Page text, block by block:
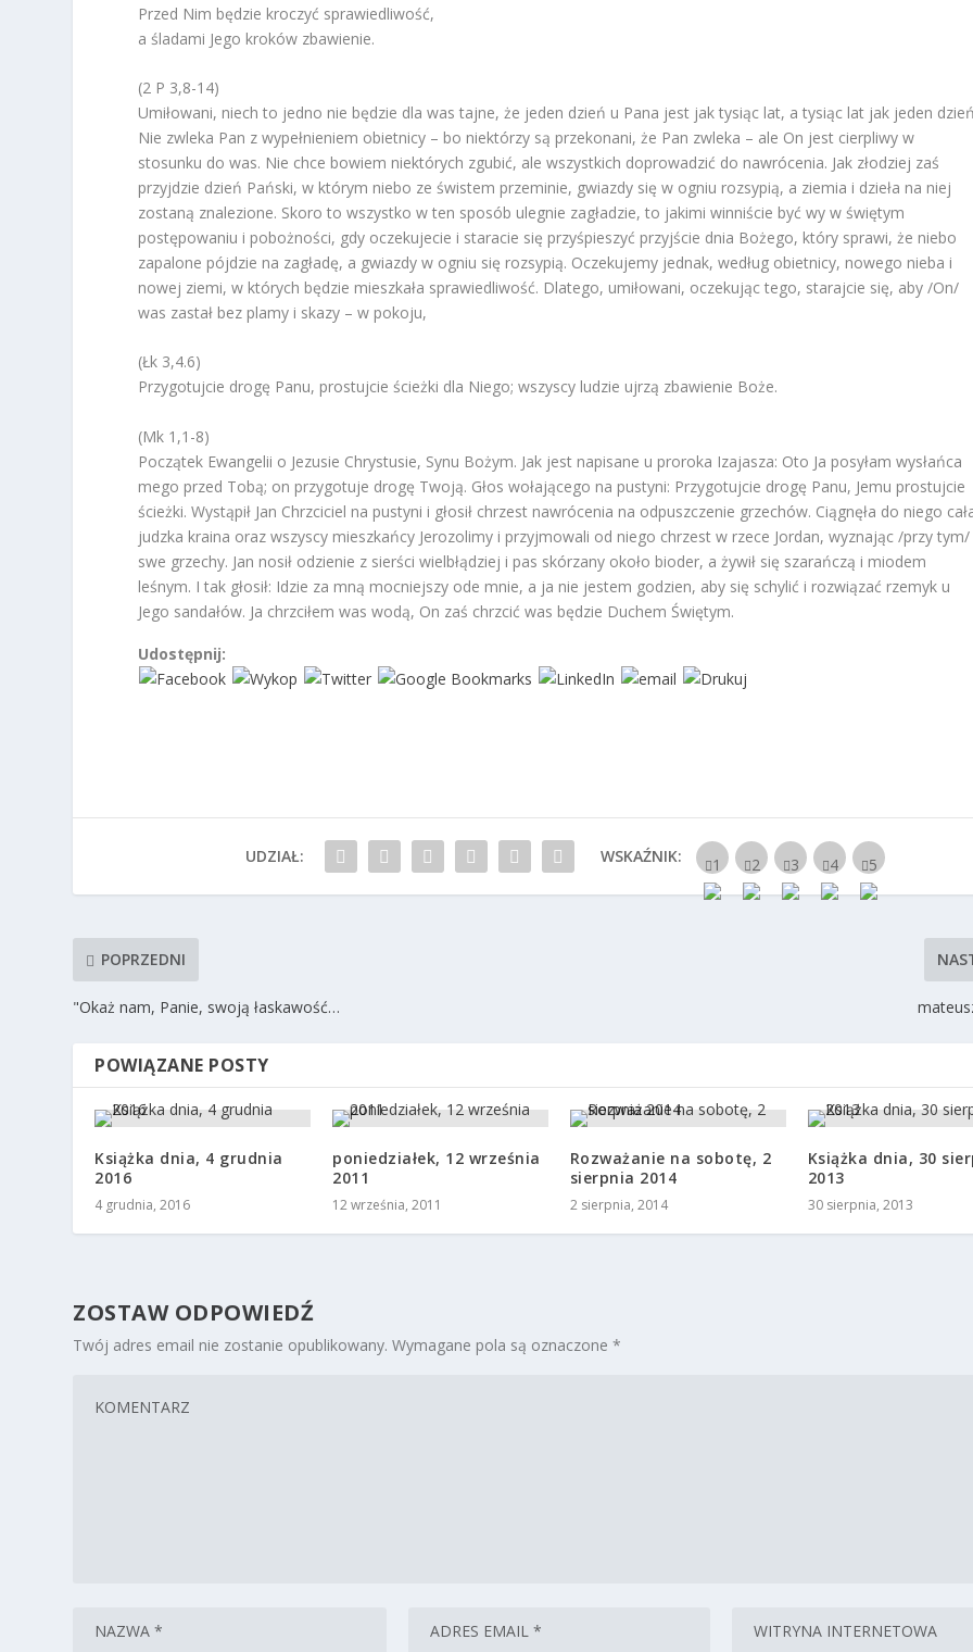
Przed Nim będzie kroczyć sprawiedliwość,
a śladami Jego kroków zbawienie.
(2 P 3,8-14)
Umiłowani, niech to jedno nie będzie dla was tajne, że jeden dzień u Pana jest jak tysiąc lat, a tysiąc lat jak jeden
Nie zwleka Pan z wypełnieniem obietnicy – bo niektórzy są przekonani, że Pan zwleka – ale On jest cierpliwy w
stosunku do was. Nie chce bowiem niektórych zgubić, ale wszystkich doprowadzić do nawrócenia. Jak złodziej zaś
przyjdzie dzień Pański, w którym niebo ze świstem przeminie, gwiazdy się w ogniu rozsypią, a ziemia i dzieła na niej
zostaną znalezione. Skoro to wszystko w ten sposób ulegnie zagładzie, to jakimi winniście być wy w świętym
postępowaniu i pobożności, gdy oczekujecie i staracie się przyśpieszyć przyjście dnia Bożego, który sprawi, że niebo
zapalone pójdzie na zagładę, a gwiazdy w ogniu się rozsypią. Oczekujemy jednak, według obietnicy, nowego nieba i
nowej ziemi, w których będzie mieszkała sprawiedliwość. Dlatego, umiłowani, oczekując tego, starajcie się, aby /On/
was zastał bez plamy i skazy – w pokoju,
(Łk 3,4.6)
Przygotujcie drogę Panu, prostujcie ścieżki dla Niego; wszyscy ludzie ujrzą zbawienie Boże.
(Mk 1,1-8)
Początek Ewangelii o Jezusie Chrystusie, Synu Bożym. Jak jest napisane u proroka Izajasza: Oto Ja posyłam wysłańca
mego przed Tobą; on przygotuje drogę Twoją. Głos wołającego na pustyni: Przygotujcie drogę Panu, Jemu prostujcie
ścieżki. Wystąpił Jan Chrzciciel na pustyni i głosił chrzest nawrócenia na odpuszczenie grzechów. Ciągnęła do niego
judzka kraina oraz wszyscy mieszkańcy Jerozolimy i przyjmowali od niego chrzest w rzece Jordan, wyznając /przy tym/
swe grzechy. Jan nosił odzienie z sierści wielbłądziej i pas skórzany około bioder, a żywił się szarańczą i miodem
leśnym. I tak głosił: Idzie za mną mocniejszy ode mnie, a ja nie jestem godzien, aby się schylić i rozwiązać rzemyk u
Jego sandałów. Ja chrzciłem was wodą, On zaś chrzcić was będzie Duchem Świętym.
Udostępnij:
UDZIAŁ: WSKAŹNIK:
POPRZEDNI
"Okaż nam, Panie, swoją łaskawość…
POWIĄZANE POSTY
Książka dnia, 4 grudnia
2016
4 grudnia, 2016
poniedziałek, 12 września
2011
12 września, 2011
Rozważanie na sobotę, 2
sierpnia 2014
2 sierpnia, 2014
Książka dnia, 30
2013
30 sierpnia, 2013
ZOSTAW ODPOWIEDŹ
Twój adres email nie zostanie opublikowany. Wymagane pola są oznaczone*